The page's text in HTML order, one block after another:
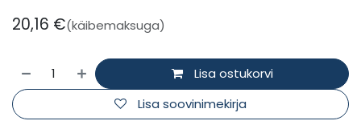
20,16 €(käibemaksuga)
Lisa ostukorvi
Lisa soovinimekirja